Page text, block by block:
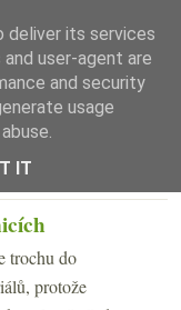
trochu do
protože
deliver its services
user-agent are
and security
usage
IT